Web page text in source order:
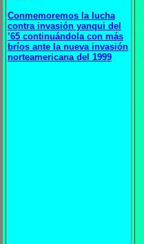
Conmemoremos la lucha
contra invasión yanqui del
’65 continuándola con más
bríos ante la nueva invasión
norteamericana del 1999